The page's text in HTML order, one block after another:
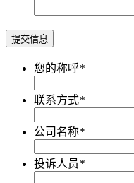
提交信息
您的称呼*
联系方式*
公司名称*
投诉人员*